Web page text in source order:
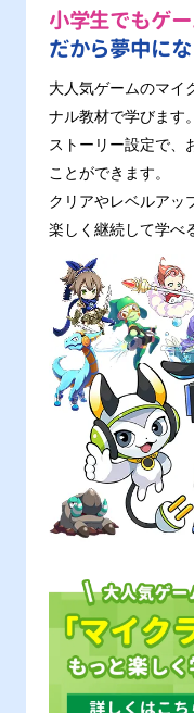
小学生でもゲ
だから夢中に
大人気ゲームのマイ
ナル教材で学びます
ストーリー設定で、
ことができます。
クリアやレベルアッ
楽しく継続して学べ